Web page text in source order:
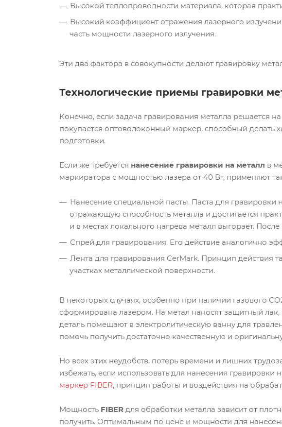
Высокой теплопроводности материала, которая
Высокий коэффициент отражения лазерного
часть мощности лазерного излучения.
Эти два фактора в совокупности делают гравировку
Технологические приемы гравировки
Конечно, если задача гравирования металла решается
покупается оптоволоконный маркер, способный
подготовки.
Если же требуется нанесение гравировки на металл в
маркиратора с мощностью лазера от 40 Вт, применяют
Нанесение специальной пасты. Паста для гравировки
отражающую способность металла и достигается
и в местах локального нагрева металл выгорает.
Спрей для гравирования. Его действие аналогично
Лента для гравирования CerMark. Принцип действия
участках металлической поверхности.
В некоторых случаях, особенно при наличии газового
сформирована лазером. На метал наносят защитный
деталь помещают в электролитическую ванну для
помочь получить достаточно качественную и
Но всех этих неудобств, потерь времени и лишних
избежать, если использовать для нанесения
маркер FIBER, принцип работы и воздействия на
Мощность FIBER для обработки металла зависит от
получить. Оптимальным по цене и мощности для